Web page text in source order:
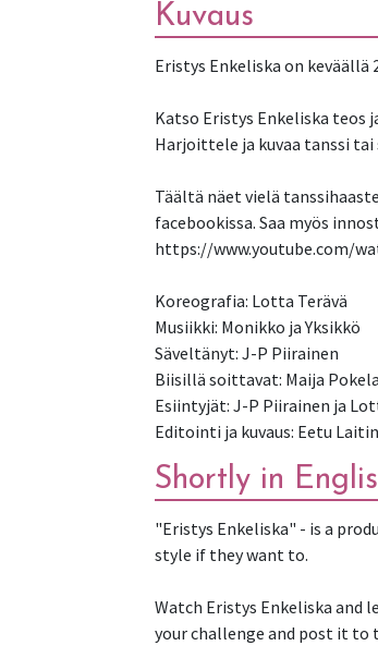
Kuvaus
Eristys Enkeliska on
Katso Eristys Enkeliska teos
Harjoittele ja kuvaa tanssi tai
Täältä näet vielä
facebookissa. Saa myös
https://www.youtube.com/
Koreografia: Lotta Terävä
Musiikki: Monikko ja Yksikkö
Säveltänyt: J-P Piirainen
Biisillä soittavat: Maija
Esiintyjät: J-P Piirainen ja
Editointi ja kuvaus: Eetu
Shortly in
"Eristys Enkeliska" - is a
style if they want to.
Watch Eristys Enkeliska and
your challenge and post it to